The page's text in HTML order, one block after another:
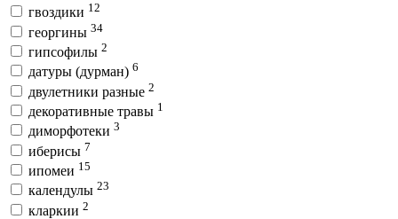
гвоздики 12
георгины 34
гипсофилы 2
датуры (дурман) 6
двулетники разные 2
декоративные травы 1
диморфотеки 3
иберисы 7
ипомеи 15
календулы 23
кларкии 2